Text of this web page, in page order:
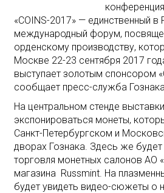
«COINS-2017» — единственный в
международный форум,
орденскому производству,
Москве 22-23 сентября 2017
выступает золотым спонсором
сообщает пресс-служба
На центральном стенде
экспонироваться монеты,
Санкт-Петербургском и
дворах Гознака. Здесь же
торговля монетных салонов АО
магазина Russmint. На
будет увидеть видео-сюжеты о